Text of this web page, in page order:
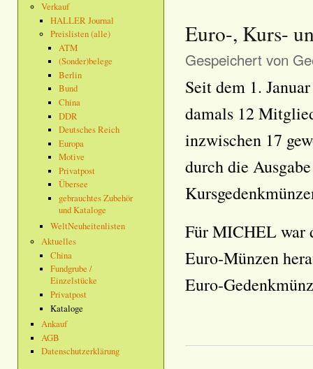
Verkauf
HALLER Journal
Preislisten (alle)
ATM
(Sonder)belege
Berlin
Bund
China
DDR
Deutsches Reich
Europa
Motive
Privatpost
Übersee
gebrauchtes Zubehör
und Kataloge
WeltNeuheitenlisten
Aktuelles
China
Fundgrube /
Einzelstücke
Privatpost
Kataloge
Ankauf
AGB
Datenschutzerklärung
Euro-, Kurs-
Gespeichert von
Seit dem 1.
damals 12
inzwischen 17
durch die
Für MICHEL war
Euro-Münzen
Euro-